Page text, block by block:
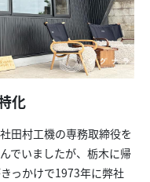
化
田村工機の専務取締役を
でいましたが、栃木に帰
っかけで1973年に弊社